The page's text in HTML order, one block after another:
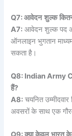
Q7:आवेदन शुल्क
A7: आवेदन शुल्क पद
ऑनलाइन भुगतान
सकता है।
Q8: Indian Army
हैं?
A8: चयनित
अवसरों के साथ एक